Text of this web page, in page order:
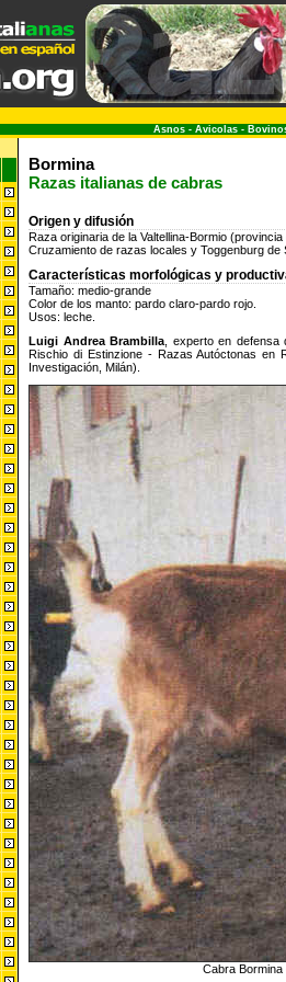
Asnos - Avicolas -
Bormina
Razas italianas de cabras
Origen y difusión
Raza originaria de la Valtellina-Bormio (provincia
Cruzamiento de razas locales y Toggenburg de
Características morfológicas y
Tamaño: medio-grande
Color de los manto: pardo claro-pardo rojo.
Usos: leche.
Luigi Andrea Brambilla , experto en
Rischio di Estinzione - Razas Autóctonas en
Investigación, Milán).
Cabra Bormina